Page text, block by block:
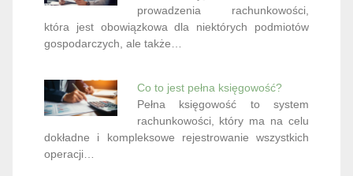
prowadzenia rachunkowości,
która jest obowiązkowa dla niektórych podmiotów
gospodarczych, ale także…
Co to jest pełna księgowość?
Pełna księgowość to system
rachunkowości, który ma na celu
dokładne i kompleksowe rejestrowanie wszystkich
operacji…